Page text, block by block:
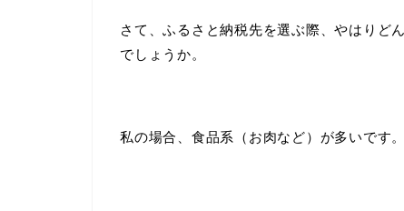
さて、ふるさと納税先を選ぶ際、やはりど
でしょうか。
私の場合、食品系（お肉など）が多いです。